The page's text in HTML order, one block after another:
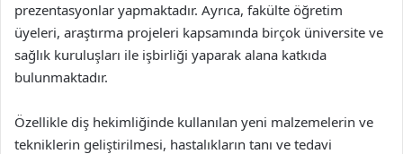
prezentasyonlar yapmaktadır. Ayrıca, fakülte öğretim
üyeleri, araştırma projeleri kapsamında birçok üniversite ve
sağlık kuruluşları ile işbirliği yaparak alana katkıda
bulunmaktadır.
Özellikle diş hekimliğinde kullanılan yeni malzemelerin ve
tekniklerin geliştirilmesi, hastalıkların tanı ve tedavi